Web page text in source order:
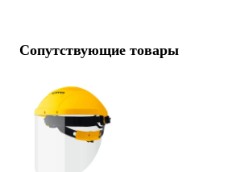
Сопутствующие товары